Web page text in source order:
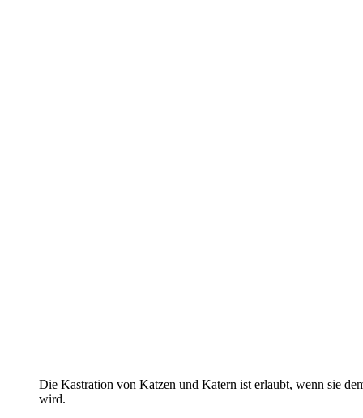
Die Kastration von Katzen und Katern ist erlaubt, wenn sie
wird.